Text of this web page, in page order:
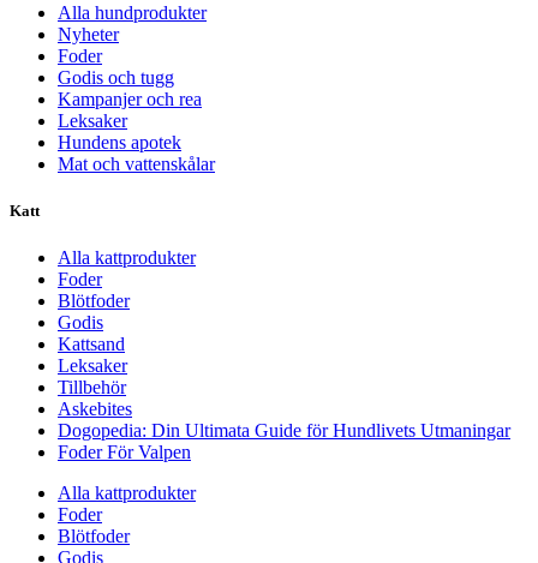
Alla hundprodukter
Nyheter
Foder
Godis och tugg
Kampanjer och rea
Leksaker
Hundens apotek
Mat och vattenskålar
Katt
Alla kattprodukter
Foder
Blötfoder
Godis
Kattsand
Leksaker
Tillbehör
Askebites
Dogopedia: Din Ultimata Guide för Hundlivets Utmaningar
Foder För Valpen
Alla kattprodukter
Foder
Blötfoder
Godis